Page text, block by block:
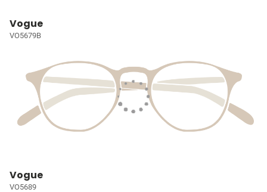
Vogue
VO5679B
Vogue
VO5689